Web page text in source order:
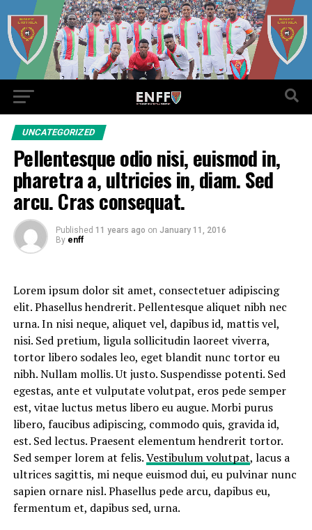
UNCATEGORIZED
Pellentesque odio nisi, euismod in,
pharetra a, ultricies in, diam. Sed
arcu. Cras consequat.
Published 11 years ago on January 11, 2016
By enff
Lorem ipsum dolor sit amet, consectetuer adipiscing
elit. Phasellus hendrerit. Pellentesque aliquet nibh nec
urna. In nisi neque, aliquet vel, dapibus id, mattis vel,
nisi. Sed pretium, ligula sollicitudin laoreet viverra,
tortor libero sodales leo, eget blandit nunc tortor eu
nibh. Nullam mollis. Ut justo. Suspendisse potenti. Sed
egestas, ante et vulputate volutpat, eros pede semper
est, vitae luctus metus libero eu augue. Morbi purus
libero, faucibus adipiscing, commodo quis, gravida id,
est. Sed lectus. Praesent elementum hendrerit tortor.
Sed semper lorem at felis.Vestibulum volutpat, lacus a
ultrices sagittis, mi neque euismod dui, eu pulvinar nunc
sapien ornare nisl. Phasellus pede arcu, dapibus eu,
fermentum et, dapibus sed, urna.